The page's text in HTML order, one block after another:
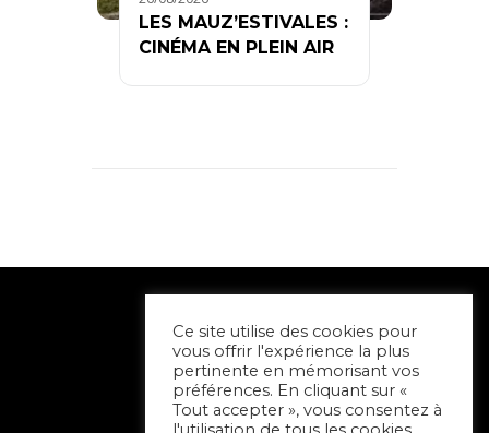
LES MAUZ’ESTIVALES :
CINÉMA EN PLEIN AIR
Ce site utilise des cookies pour
vous offrir l'expérience la plus
pertinente en mémorisant vos
préférences. En cliquant sur «
Tout accepter », vous consentez à